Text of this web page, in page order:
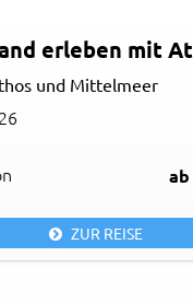
erleben mit
und Mittelmeer
ab
ZUR REISE